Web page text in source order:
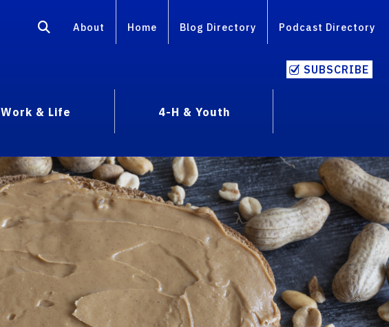
About Home Blog Directory Podcast Directory
SUBSCRIBE
Work & Life
4-H & Youth